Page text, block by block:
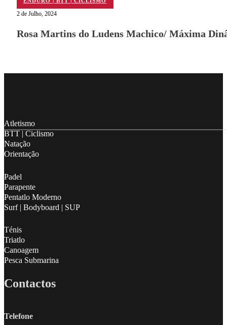
2 de Julho, 2024
Rosa Martins do Ludens Machico/ Máxima
Atletismo
BTT | Ciclismo
Natação
Orientação
Padel
Parapente
Pentatlo Moderno
Surf | Bodyboard | SUP
Ténis
Triatlo
Canoagem
Pesca Submarina
Contactos
Telefone